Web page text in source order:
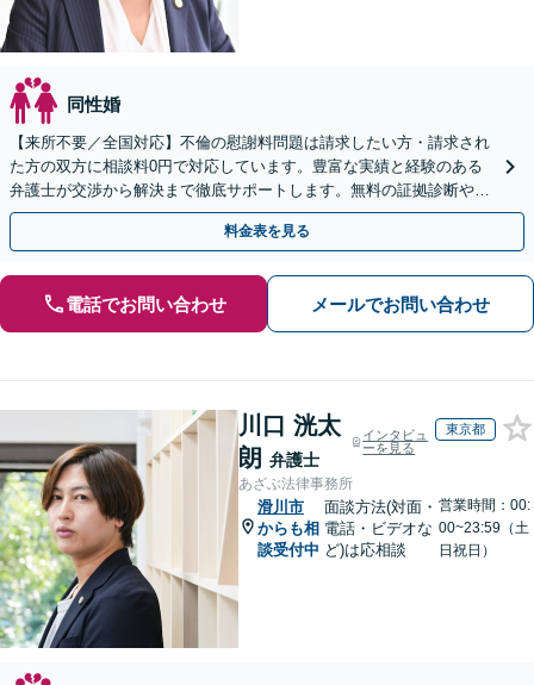
同性婚
【来所不要／全国対応】不倫の慰謝料問題は請求したい方・請求され
た方の双方に相談料0円で対応しています。豊富な実績と経験のある
弁護士が交渉から解決まで徹底サポートします。無料の証拠診断や着
手金の返還保証もありますので安心してご相談ください。
料金表を見る
電話でお問い合わせ メールでお問い合わせ
川口 洸太
朗 弁護士
インタビュ
ーを見る
東京都
あざぶ法律事務所
滑川市
からも相
談受付中
面談方法(対面・
電話・ビデオな
ど)は応相談
営業時間：00:
00~23:59（土
日祝日）